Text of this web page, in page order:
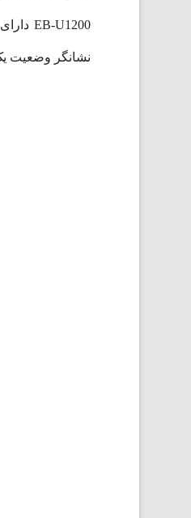
EB-U1200 دارای
نشانگر وضعیت